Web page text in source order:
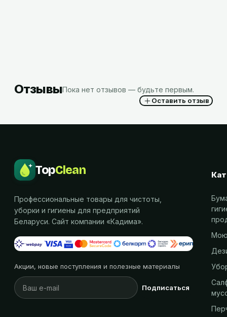
ОтзывыПока нет отзывов — будьте первым.
Оставить отзыв
TopClean
Профессиональные товары для чистоты,
уборки и гигиены для предприятий
Беларуси. Сайт компании «Кадима».
Акции, новые поступления и полезные материалы
Подписаться